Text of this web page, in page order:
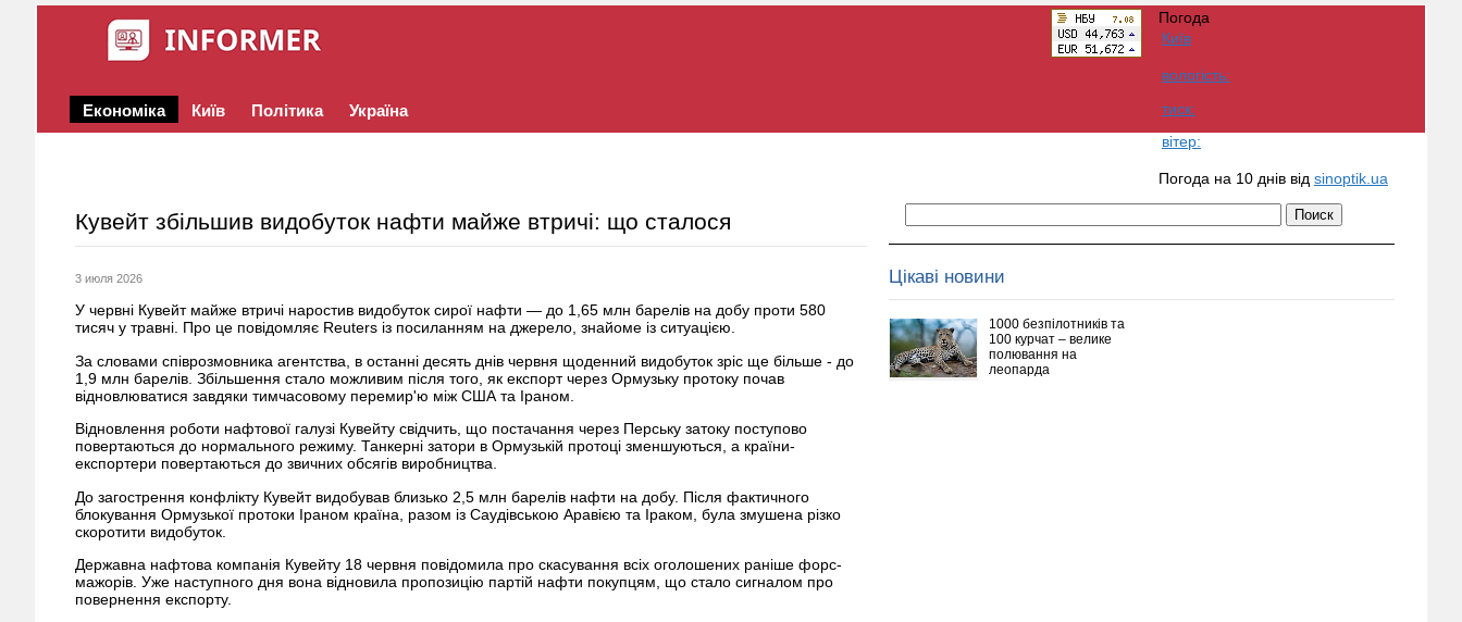
Економіка Київ Політика Україна
Погода
Київ
вологість:
тиск:
вітер:
Погода на 10 днів від sinoptik.ua
Кувейт збільшив видобуток нафти майже втричі: що сталося
3 июля 2026
У червні Кувейт майже втричі наростив видобуток сирої нафти — до 1,65 млн барелів на добу проти 580
тисяч у травні. Про це повідомляє Reuters із посиланням на джерело, знайоме із ситуацією.
За словами співрозмовника агентства, в останні десять днів червня щоденний видобуток зріс ще більше - до
1,9 млн барелів. Збільшення стало можливим після того, як експорт через Ормузьку протоку почав
відновлюватися завдяки тимчасовому перемир'ю між США та Іраном.
Відновлення роботи нафтової галузі Кувейту свідчить, що постачання через Перську затоку поступово
повертаються до нормального режиму. Танкерні затори в Ормузькій протоці зменшуються, а країни-
експортери повертаються до звичних обсягів виробництва.
До загострення конфлікту Кувейт видобував близько 2,5 млн барелів нафти на добу. Після фактичного
блокування Ормузької протоки Іраном країна, разом із Саудівською Аравією та Іраком, була змушена різко
скоротити видобуток.
Державна нафтова компанія Кувейту 18 червня повідомила про скасування всіх оголошених раніше форс-
мажорів. Уже наступного дня вона відновила пропозицію партій нафти покупцям, що стало сигналом про
повернення експорту.
Цікаві новини
1000 безпілотників та
100 курчат – велике
полювання на
леопарда